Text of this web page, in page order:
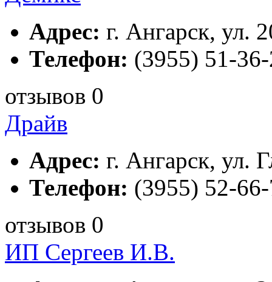
Адрес: г. Ангарск, ул.
Телефон: (3955) 51-
отзывов 0
Драйв
Адрес: г. Ангарск, ул.
Телефон: (3955) 52-
отзывов 0
ИП Сергеев И.В.